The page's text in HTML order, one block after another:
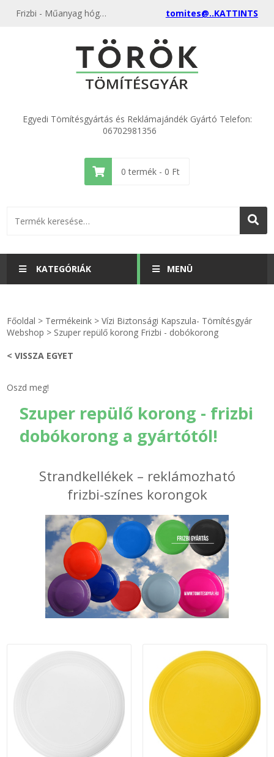
Frizbi - Műanyag hógolyókészítő, frizbik különböző színben gyártótól akciósan tomites@..KATTINTS
Egyedi Tömítésgyártás és Reklámajándék Gyártó Telefon:
06702981356
0 termék - 0 Ft
KATEGÓRIÁK
KULCSTARTÓ - KULCSKARIKA
GÉPÉSZET-PÉBÉ-gáz - KÉSZLETEK
TÖMÍTŐ TÁBLA - SZIGETELŐ LEMEZ
GUMILEMEZ - FILC - HÓTOLÓ
TÖMÍTŐ ZSINÓR - RAGASZTÓ
SZEMÉLY GÉPJÁRMŰ TÖMÍTÉS
TEHER-ERŐGÉP-MOZDONY TÖMÍTÉS
MENÜ
videók
Rólunk
Hírek
Kapcsolat
ÁSZF
Adatkezelés
Főoldal > Termékeink >Vízi Biztonsági Kapszula- Tömítésgyár
Webshop > Szuper repülő korong Frizbi - dobókorong
< VISSZA EGYET
Oszd meg!
Szuper repülő korong - frizbi
dobókorong a gyártótól!
Strandkellékek – reklámozható
frizbi-színes korongok